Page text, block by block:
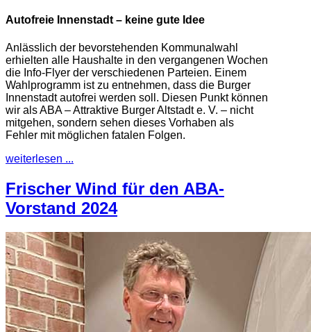
Autofreie Innenstadt – keine gute Idee
Anlässlich der bevorstehenden Kommunalwahl
erhielten alle Haushalte in den vergangenen Wochen
die Info-Flyer der verschiedenen Parteien. Einem
Wahlprogramm ist zu entnehmen, dass die Burger
Innenstadt autofrei werden soll. Diesen Punkt können
wir als ABA – Attraktive Burger Altstadt e. V. – nicht
mitgehen, sondern sehen dieses Vorhaben als
Fehler mit möglichen fatalen Folgen.
weiterlesen ...
Frischer Wind für den ABA-
Vorstand 2024